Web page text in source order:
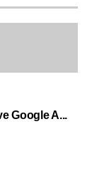
Google A...